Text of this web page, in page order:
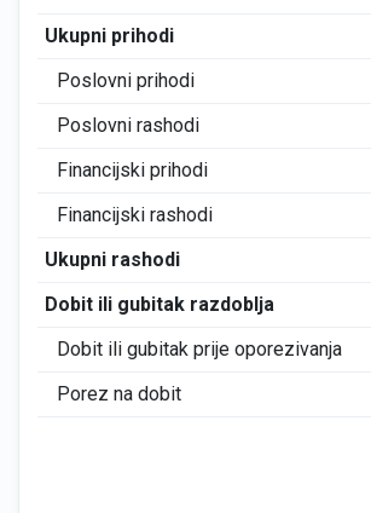
Ukupni prihodi
Poslovni prihodi
Poslovni rashodi
Financijski prihodi
Financijski rashodi
Ukupni rashodi
Dobit ili gubitak razdoblja
Dobit ili gubitak prije oporezivanja
Porez na dobit